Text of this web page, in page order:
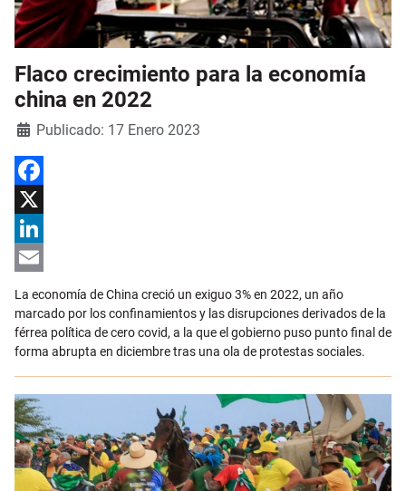
Flaco crecimiento para la economía
china en 2022
Detalles
Publicado: 17 Enero 2023
Facebook
X
LinkedIn
La economía de China creció un exiguo 3% en 2022, un año
marcado por los confinamientos y las disrupciones derivados de la
férrea política de cero covid, a la que el gobierno puso punto final de
forma abrupta en diciembre tras una ola de protestas sociales.